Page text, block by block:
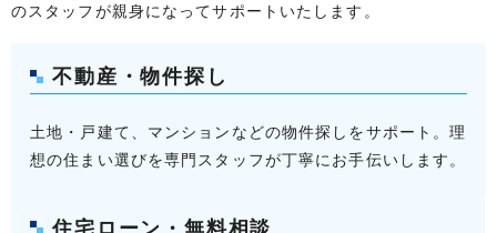
のスタッフが親身になってサポートいたします。
不動産・物件探し
土地・戸建て、マンションなどの物件探しをサポート。理
想の住まい選びを専門スタッフが丁寧にお手伝いします。
住宅ローン・無料相談